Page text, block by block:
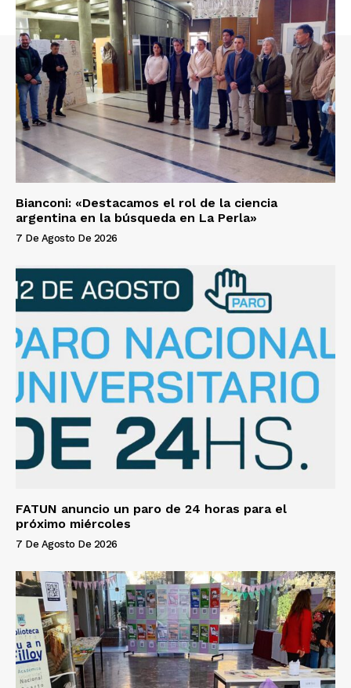
Bianconi: «Destacamos el rol de la ciencia
argentina en la búsqueda en La Perla»
7 De Agosto De 2026
FATUN anuncio un paro de 24 horas para el
próximo miércoles
7 De Agosto De 2026